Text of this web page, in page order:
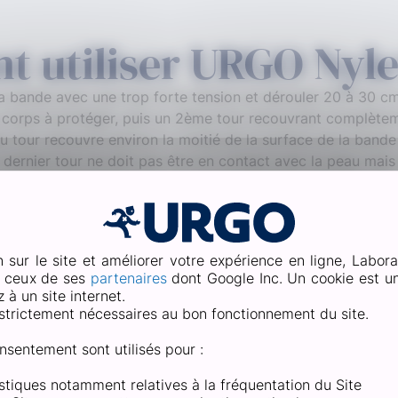
utiliser URGO
bande avec une trop forte tension et dérouler 20 à 30
à protéger, puis un 2ème tour recouvrant
tour recouvre environ la moitié de la surface de la
dernier tour ne doit pas être en contact avec la peau
bande restante à la main (ne nécessite pas de ciseaux)
bande avec la paume de la main pendant quelques
avec une lessive classique.
elle-même, la ranger dans un endroit propre, sec et à
maintenir une zone
le site et améliorer votre expérience en ligne,
ceux de ses partenairesdont Google Inc. Un cookie est
à un site internet.
nécessaires au bon fonctionnement du site.
sont utilisés pour :
notamment relatives à la fréquentation du Site